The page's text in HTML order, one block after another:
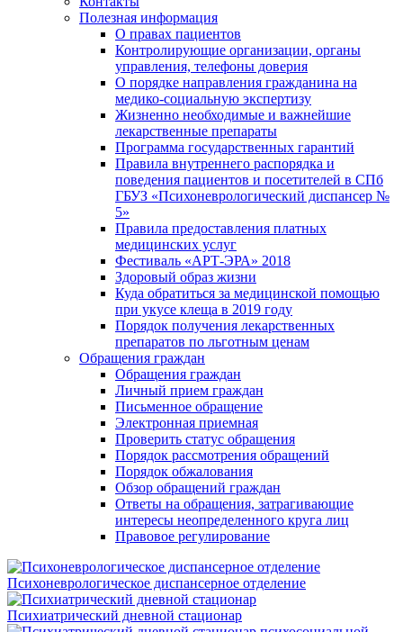
Полезная информация
О правах пациентов
Контролирующие организации, органы
управления, телефоны доверия
О порядке направления гражданина на
медико-социальную экспертизу
Жизненно необходимые и важнейшие
лекарственные препараты
Программа государственных гарантий
Правила внутреннего распорядка и
поведения пациентов и посетителей в СПб
ГБУЗ «Психоневрологический диспансер №
5»
Правила предоставления платных
медицинских услуг
Фестиваль «АРТ-ЭРА» 2018
Здоровый образ жизни
Куда обратиться за медицинской помощью
при укусе клеща в 2019 году
Порядок получения лекарственных
препаратов по льготным ценам
Обращения граждан
Обращения граждан
Личный прием граждан
Письменное обращение
Электронная приемная
Проверить статус обращения
Порядок рассмотрения обращений
Порядок обжалования
Обзор обращений граждан
Ответы на обращения, затрагивающие
интересы неопределенного круга лиц
Правовое регулирование
Психоневрологическое диспансерное отделение
Психиатрический дневной стационар